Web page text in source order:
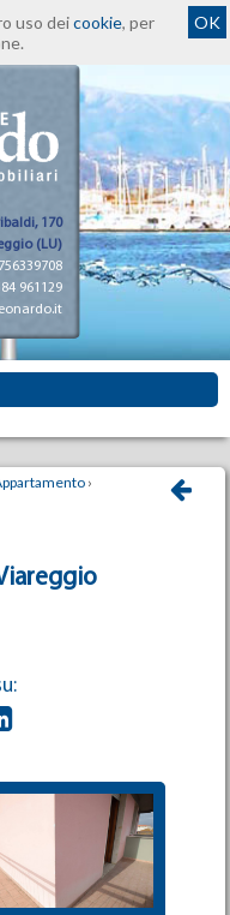
uso deicookie, per
OK
170
(LU)
961129
›